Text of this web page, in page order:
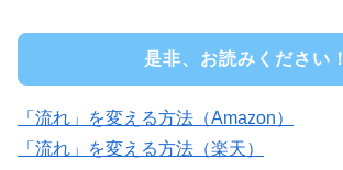
是非、お読みください！
「流れ」を変える方法（Amazon）
「流れ」を変える方法（楽天）